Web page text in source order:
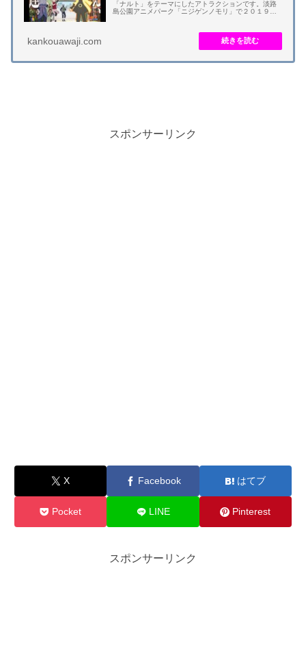
「ナルト」をテーマにしたアトラクションです。淡路
島公園アニメパーク「ニジゲンノモリ」で２０１９年
kankouawaji.com
スポンサーリンク
X Facebook はてブ
Pocket LINE Pinterest
スポンサーリンク